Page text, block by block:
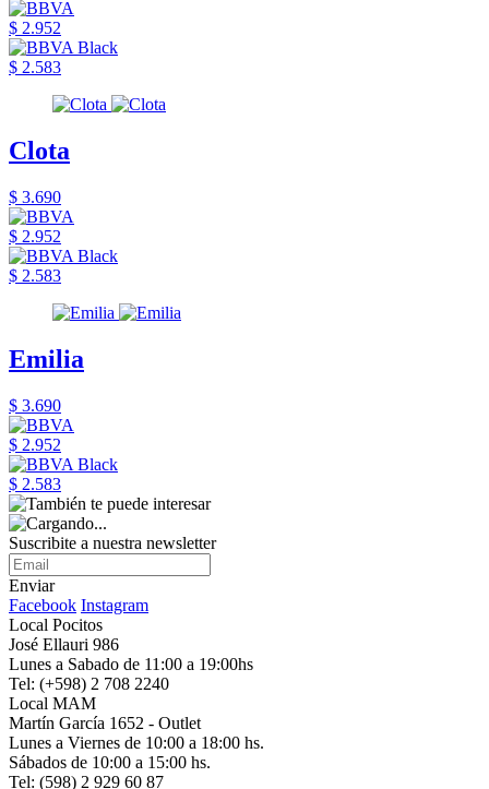
$ 2.952
$ 2.583
Clota
$ 3.690
$ 2.952
$ 2.583
Emilia
$ 3.690
$ 2.952
$ 2.583
Suscribite a nuestra newsletter
Enviar
Facebook Instagram
Local Pocitos
José Ellauri 986
Lunes a Sabado de 11:00 a 19:00hs
Tel: (+598) 2 708 2240
Local MAM
Martín García 1652 - Outlet
Lunes a Viernes de 10:00 a 18:00 hs.
Sábados de 10:00 a 15:00 hs.
Tel: (598) 2 929 60 87